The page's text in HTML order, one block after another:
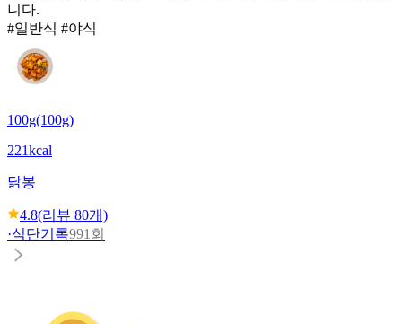
니다.
#일반식 #야식
100g(100g)
221kcal
닭봉
4.8(리뷰 80개)
·식단기록991회